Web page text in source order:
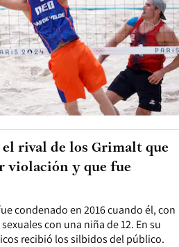
condenado en 2016 cuando él, con
con una niña de 12. En su
recibió los silbidos del público.
el rival de los Grimalt que
violación y que fue